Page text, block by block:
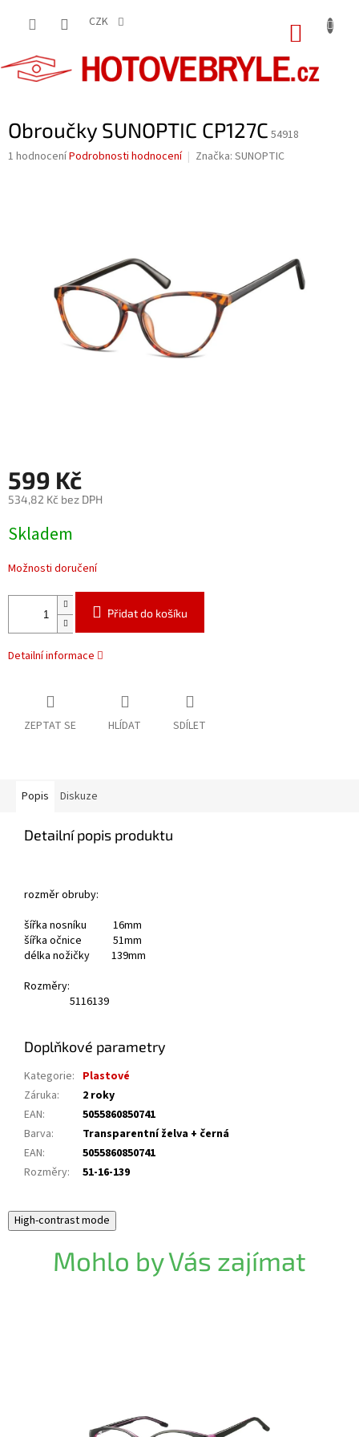
CZK
Obroučky SUNOPTIC CP127C 54918
Průměrné
1 hodnoceníPodrobnosti hodnocení Značka: SUNOPTIC
599 Kč
534,82 Kč bez DPH
cena:
Skladem
Možnosti doručení
Přidat do košíku
Detailní informace
ZEPTAT SE HLÍDAT SDÍLET
Popis Diskuze
Detailní popis produktu
rozměr obruby:
šířka nosníku 16mm
šířka očnice 51mm
délka nožičky 139mm
Rozměry:
5116139
Doplňkové parametry
Kategorie: Plastové
Záruka:
2 roky
EAN:
5055860850741
Barva:
Transparentní želva + černá
EAN:
5055860850741
Rozměry: 51-16-139
High-contrast mode
Mohlo by Vás zajímat